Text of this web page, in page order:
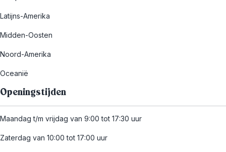
Latijns-Amerika
Midden-Oosten
Noord-Amerika
Oceanië
Openingstijden
Maandag t/m vrijdag van 9:00 tot 17:30 uur
Zaterdag van 10:00 tot 17:00 uur